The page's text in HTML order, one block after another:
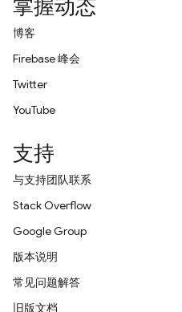
掌握动态
博客
Firebase 峰会
Twitter
YouTube
支持
与支持团队联系
Stack Overflow
Google Group
版本说明
常见问题解答
旧版文档